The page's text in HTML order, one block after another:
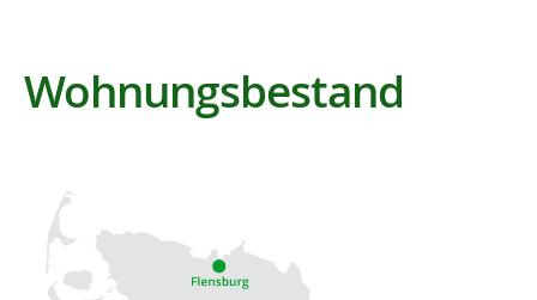
Wohnungsbestand